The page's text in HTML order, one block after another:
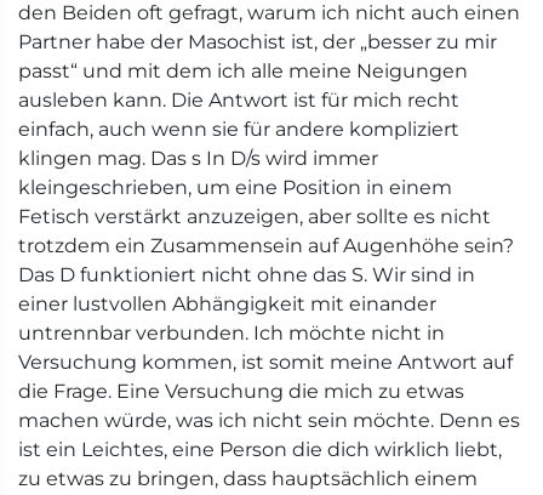
den Beiden oft gefragt, warum ich nicht auch einen
Partner habe der Masochist ist, der „besser zu mir
passt“ und mit dem ich alle meine Neigungen
ausleben kann. Die Antwort ist für mich recht
einfach, auch wenn sie für andere kompliziert
klingen mag. Das s In D/s wird immer
kleingeschrieben, um eine Position in einem
Fetisch verstärkt anzuzeigen, aber sollte es nicht
trotzdem ein Zusammensein auf Augenhöhe sein?
Das D funktioniert nicht ohne das S. Wir sind in
einer lustvollen Abhängigkeit mit einander
untrennbar verbunden. Ich möchte nicht in
Versuchung kommen, ist somit meine Antwort auf
die Frage. Eine Versuchung die mich zu etwas
machen würde, was ich nicht sein möchte. Denn es
ist ein Leichtes, eine Person die dich wirklich liebt,
zu etwas zu bringen, dass hauptsächlich einem